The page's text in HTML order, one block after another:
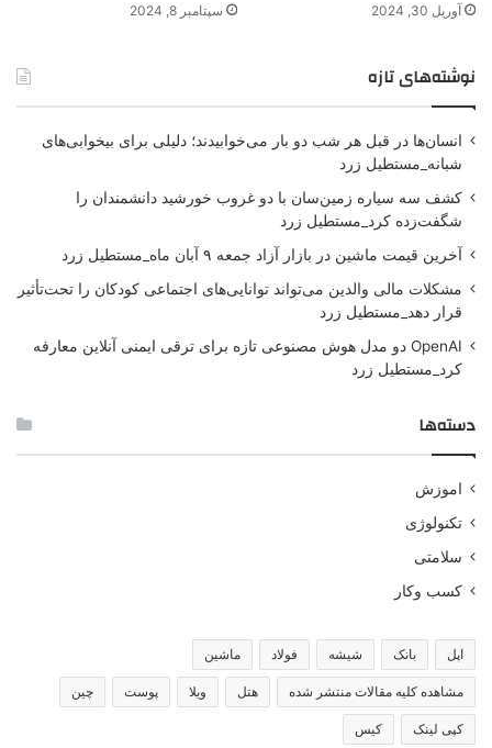
آوریل 30, 2024 سپتامبر 8, 2024
نوشته‌های تازه
انسان‌ها در قبل هر شب دو بار می‌خوابیدند؛ دلیلی برای بیخوابی‌های
شبانه_مستطیل زرد
کشف سه سیاره زمین‌سان با دو غروب خورشید دانشمندان را
شگفت‌زده کرد_مستطیل زرد
آخرین قیمت ماشین در بازار آزاد جمعه ۹ آبان ماه_مستطیل زرد
مشکلات مالی والدین می‌تواند توانایی‌های اجتماعی کودکان را تحت‌تأثیر
قرار دهد_مستطیل زرد
OpenAI دو مدل هوش مصنوعی تازه برای ترقی ایمنی آنلاین معارفه
کرد_مستطیل زرد
دسته‌ها
اموزش
تکنولوژی
سلامتی
کسب وکار
اپل بانک شیشه فولاد ماشین
مشاهده کلیه مقالات منتشر شده هتل ویلا پوست چین
کپی لینک کیس